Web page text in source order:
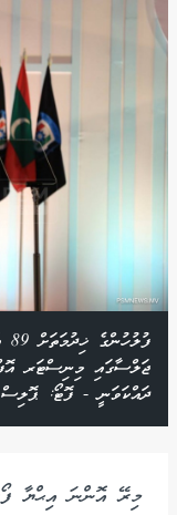
ޖަލްސާގައި މިނިސްޓަރ
ދައްކަވަނީ - ފޮޓޯ: ޕޮލިސް
މިރޭ އޮންނަ އިޙްޔާ